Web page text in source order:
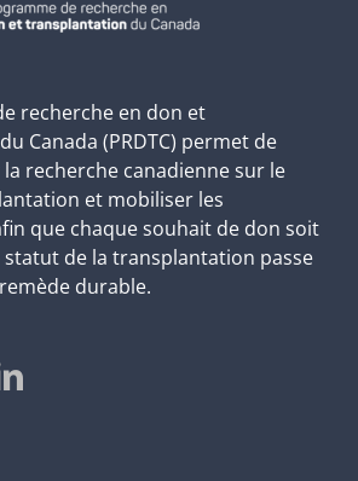
recherche en don et
Canada (PRDTC) permet de
recherche canadienne sur le
et mobiliser les
que chaque souhait de don soit
statut de la transplantation passe
durable.